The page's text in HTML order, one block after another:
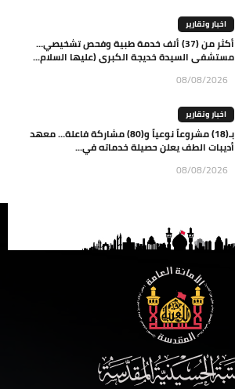
اخبار وتقارير
أكثر من (37) ألف خدمة طبية وفحص تشخيصي…
مستشفى السيدة خديجة الكبرى (عليها السلام...
08/08/2026
اخبار وتقارير
بـ(18) مشروعاً نوعياً و(80) مشاركة فاعلة… معهد
أديبات الطف يعلن حصيلة خدماته في...
08/08/2026